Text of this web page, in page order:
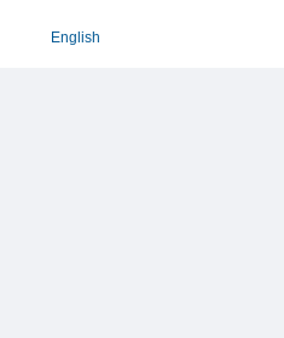
English